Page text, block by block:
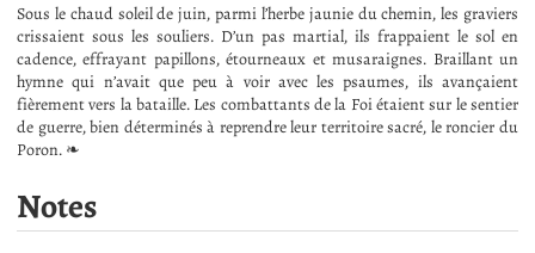
Sous le chaud soleil de juin, parmi l’herbe jaunie du chemin, les graviers
crissaient sous les souliers. D’un pas martial, ils frappaient le sol en
cadence, effrayant papillons, étourneaux et musaraignes. Braillant un
hymne qui n’avait que peu à voir avec les psaumes, ils avançaient
fièrement vers la bataille. Les combattants de la Foi étaient sur le sentier
de guerre, bien déterminés à reprendre leur territoire sacré, le roncier du
Poron. ❧
Notes